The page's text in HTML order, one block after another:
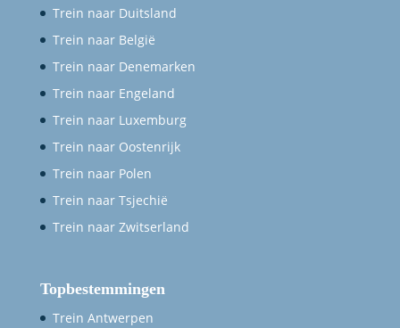
Trein naar Duitsland
Trein naar België
Trein naar Denemarken
Trein naar Engeland
Trein naar Luxemburg
Trein naar Oostenrijk
Trein naar Polen
Trein naar Tsjechië
Trein naar Zwitserland
Topbestemmingen
Trein Antwerpen